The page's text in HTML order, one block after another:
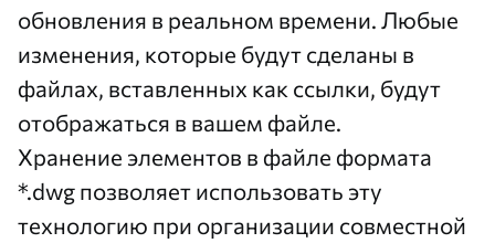
обновления в реальном времени. Любые
изменения, которые будут сделаны в
файлах, вставленных как ссылки, будут
отображаться в вашем файле.
Хранение элементов в файле формата
*.dwg позволяет использовать эту
технологию при организации совместной